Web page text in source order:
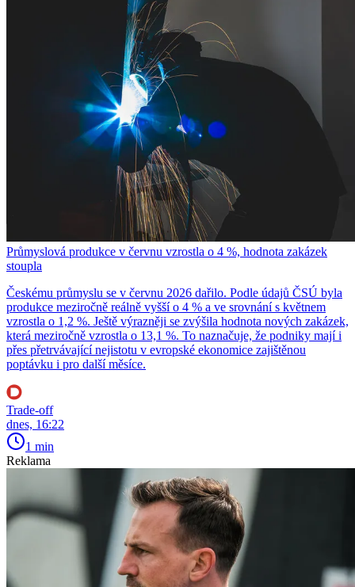
Průmyslová produkce v červnu vzrostla o 4 %, hodnota zakázek
stoupla
Českému průmyslu se v červnu 2026 dařilo. Podle údajů ČSÚ byla
produkce meziročně reálně vyšší o 4 % a ve srovnání s květnem
vzrostla o 1,2 %. Ještě výrazněji se zvýšila hodnota nových zakázek,
která meziročně vzrostla o 13,1 %. To naznačuje, že podniky mají i
přes přetrvávající nejistotu v evropské ekonomice zajištěnou
poptávku i pro další měsíce.
Trade-off
dnes, 16:22
1 min
Reklama